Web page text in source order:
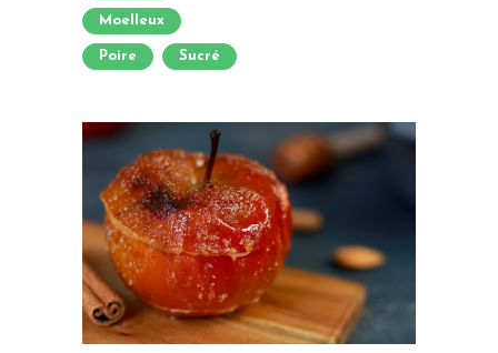
Moelleux
Poire Sucré